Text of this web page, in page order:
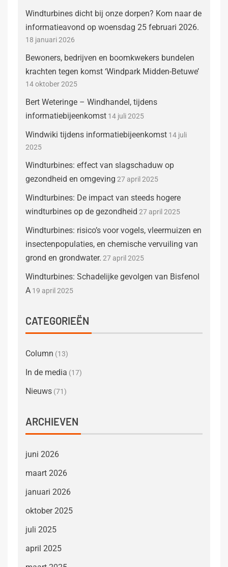
Windturbines dicht bij onze dorpen? Kom naar de
informatieavond op woensdag 25 februari 2026.
18 januari 2026
Bewoners, bedrijven en boomkwekers bundelen
krachten tegen komst ‘Windpark Midden-Betuwe’
14 oktober 2025
Bert Weteringe – Windhandel, tijdens
informatiebijeenkomst 14 juli 2025
Windwiki tijdens informatiebijeenkomst 14 juli
2025
Windturbines: effect van slagschaduw op
gezondheid en omgeving 27 april 2025
Windturbines: De impact van steeds hogere
windturbines op de gezondheid 27 april 2025
Windturbines: risico’s voor vogels, vleermuizen en
insectenpopulaties, en chemische vervuiling van
grond en grondwater. 27 april 2025
Windturbines: Schadelijke gevolgen van Bisfenol
A 19 april 2025
CATEGORIEËN
Column (13)
In de media (17)
Nieuws (71)
ARCHIEVEN
juni 2026
maart 2026
januari 2026
oktober 2025
juli 2025
april 2025